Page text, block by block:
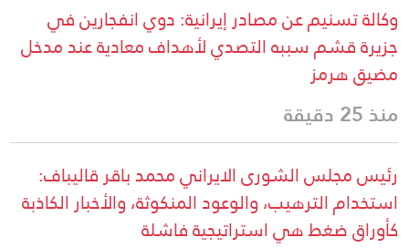
وكالة تسنيم عن مصادر إيرانية: دوي انفجارين في
جزيرة قشم سببه التصدي لأهداف معادية عند مدخل
مضيق هرمز
منذ 25 دقيقة
رئيس مجلس الشورى الايراني محمد باقر قاليباف:
استخدام الترهيب، والوعود المنكوثة، والأخبار الكاذبة
كأوراق ضغط هي استراتيجية فاشلة